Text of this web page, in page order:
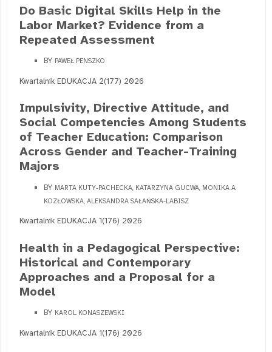
Do Basic Digital Skills Help in the
Labor Market? Evidence from a
Repeated Assessment
BY PAWEŁ PENSZKO
Kwartalnik EDUKACJA 2(177) 2026
Impulsivity, Directive Attitude, and
Social Competencies Among Students
of Teacher Education: Comparison
Across Gender and Teacher-Training
Majors
BY MARTA KUTY-PACHECKA, KATARZYNA GUCWA, MONIKA A.
KOZŁOWSKA, ALEKSANDRA SAŁAŃSKA-LABISZ
Kwartalnik EDUKACJA 1(176) 2026
Health in a Pedagogical Perspective:
Historical and Contemporary
Approaches and a Proposal for a
Model
BY KAROL KONASZEWSKI
Kwartalnik EDUKACJA 1(176) 2026